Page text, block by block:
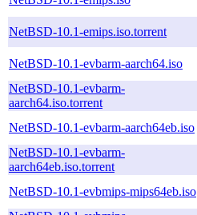
NetBSD-10.1-emips.iso.torrent
NetBSD-10.1-evbarm-aarch64.iso
NetBSD-10.1-evbarm-
aarch64.iso.torrent
NetBSD-10.1-evbarm-aarch64eb.iso
NetBSD-10.1-evbarm-
aarch64eb.iso.torrent
NetBSD-10.1-evbmips-mips64eb.iso